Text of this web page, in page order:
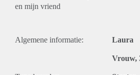
en mijn vriend
Algemene informatie: Laura
Vrouw,